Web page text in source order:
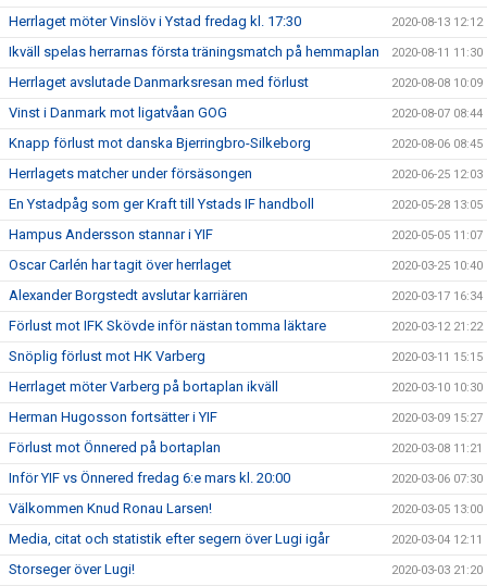
Herrlaget möter Vinslöv i Ystad fredag kl. 17:30 2020-08-13 12:12
Ikväll spelas herrarnas första träningsmatch på hemmaplan 2020-08-11 11:30
Herrlaget avslutade Danmarksresan med förlust 2020-08-08 10:09
Vinst i Danmark mot ligatvåan GOG 2020-08-07 08:44
Knapp förlust mot danska Bjerringbro-Silkeborg 2020-08-06 08:45
Herrlagets matcher under försäsongen 2020-06-25 12:03
En Ystadpåg som ger Kraft till Ystads IF handboll 2020-05-28 13:05
Hampus Andersson stannar i YIF 2020-05-05 11:07
Oscar Carlén har tagit över herrlaget 2020-03-25 10:40
Alexander Borgstedt avslutar karriären 2020-03-17 16:34
Förlust mot IFK Skövde inför nästan tomma läktare 2020-03-12 21:22
Snöplig förlust mot HK Varberg 2020-03-11 15:15
Herrlaget möter Varberg på bortaplan ikväll 2020-03-10 10:30
Herman Hugosson fortsätter i YIF 2020-03-09 15:27
Förlust mot Önnered på bortaplan 2020-03-08 11:21
Inför YIF vs Önnered fredag 6:e mars kl. 20:00 2020-03-06 07:30
Välkommen Knud Ronau Larsen! 2020-03-05 13:00
Media, citat och statistik efter segern över Lugi igår 2020-03-04 12:11
Storseger över Lugi! 2020-03-03 21:20